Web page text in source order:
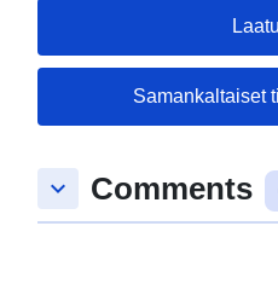
Laatu
Samankaltaiset
keyboard_arrow_down Comments